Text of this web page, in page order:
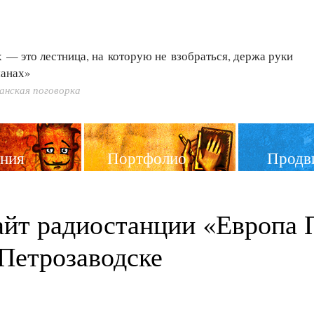
— это лестница, на которую не взобраться, держа руки
поговорка
Портфолио
радиостанции «Европа